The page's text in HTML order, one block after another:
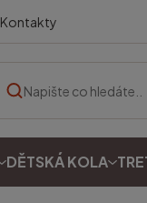
Kontakty
DĚTSKÁ KOLA